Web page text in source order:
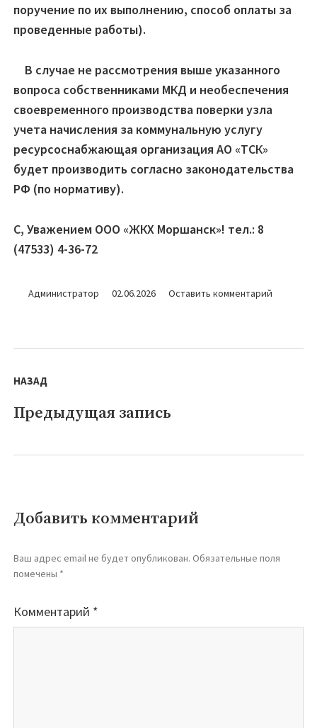
Администратор 02.06.2026 Оставить комментарийдля
поручение по их выполнению, способ оплаты за
проведенные работы).
В случае не рассмотрения выше указанного
вопроса собственниками МКД и необеспечения
своевременного производства поверки узла
учета начисления за коммунальную услугу
ресурсоснабжающая организация АО «ТСК»
будет производить согласно законодательства
РФ (по нормативу).
С, Уважением ООО «ЖКХ Моршанск»! тел.: 8
(47533) 4-36-72
по
записям
НАЗАД
Предыдущая
Предыдущая запись
Добавить комментарий
Ваш адрес email не будет опубликован. Обязательные поля
помечены *
Комментарий *